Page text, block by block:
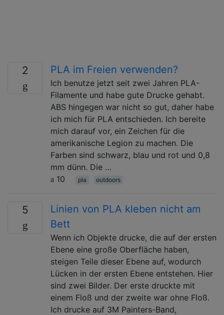
2 PLA im Freien verwenden?
Ich benutze jetzt seit zwei Jahren PLA-
Filamente und habe gute Drucke gehabt.
ABS hingegen war nicht so gut, daher habe
ich mich für PLA entschieden. Ich bereite
mich darauf vor, ein Zeichen für die
amerikanische Legion zu machen. Die
Farben sind schwarz, blau und rot und 0,8
mm dünn. Die …
10
pla outdoors
5
Linien von PLA kleben nicht am
Bett
Wenn ich Objekte drucke, die auf der ersten
Ebene eine große Oberfläche haben,
steigen Teile dieser Ebene auf, wodurch
Lücken in der ersten Ebene entstehen. Hier
sind zwei Bilder. Der erste druckte mit
einem Floß und der zweite war ohne Floß.
Ich drucke auf 3M Painters-Band,